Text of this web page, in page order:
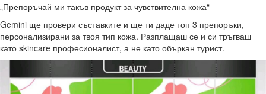
„Препоръчай ми такъв продукт за чувствителна кожа“
Gemini ще провери съставките и ще ти даде топ 3 препоръки,
персонализирани за твоя тип кожа. Разплащаш се и си тръгваш
като skincare професионалист, а не като объркан турист.